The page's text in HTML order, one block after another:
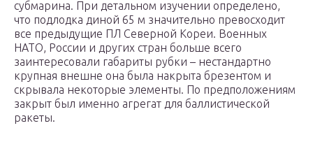
субмарина. При детальном изучении определено,
что подлодка диной 65 м значительно превосходит
все предыдущие ПЛ Северной Кореи. Военных
НАТО, России и других стран больше всего
заинтересовали габариты рубки – нестандартно
крупная внешне она была накрыта брезентом и
скрывала некоторые элементы. По предположениям
закрыт был именно агрегат для баллистической
ракеты.